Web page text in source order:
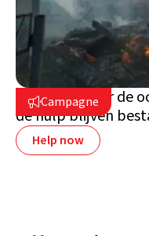
Campagne
Oekraïne: waar
de hulp blijven
Help now